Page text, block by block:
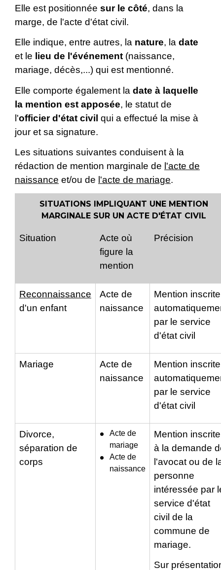
Elle est positionnée sur le côté, dans la
marge, de l'acte d'état civil.
Elle indique, entre autres, la nature, la date
et le lieu de l'événement (naissance,
mariage, décès,...) qui est mentionné.
Elle comporte également la date à laquelle
la mention est apposée, le statut de
l'officier d'état civil qui a effectué la mise à
jour et sa signature.
Les situations suivantes conduisent à la
rédaction de mention marginale de l'acte de
naissance et/ou de l'acte de mariage.
SITUATIONS IMPLIQUANT UNE MENTION
MARGINALE SUR UN ACTE D'ÉTAT CIVIL
Situation
Acte où
figure la
mention
Précision
Reconnaissance
d'un enfant
Acte de
naissance
Mention inscrite
par le service
d'état civil
Mariage
Acte de
naissance
Mention inscrite
par le service
d'état civil
Divorce,
séparation de
corps
Acte de
mariage
Acte de
naissance
Mention inscrite
à la demande
l'avocat ou de
personne
intéressée par
service d'état
civil de la
commune de
mariage.
Sur